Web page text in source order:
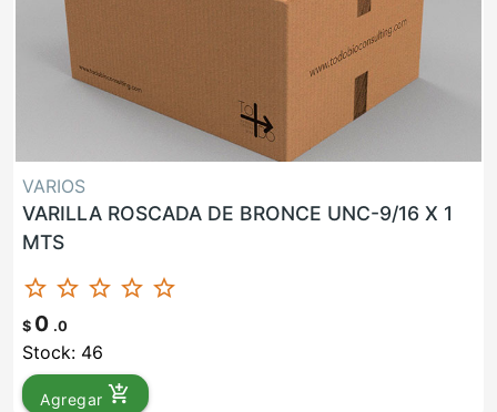
VARIOS
VARILLA ROSCADA DE BRONCE UNC-9/16 X 1
MTS
star_border star_border star_border star_border star_border
$ 0 .0
Stock: 46
Agregar add_shopping_cart